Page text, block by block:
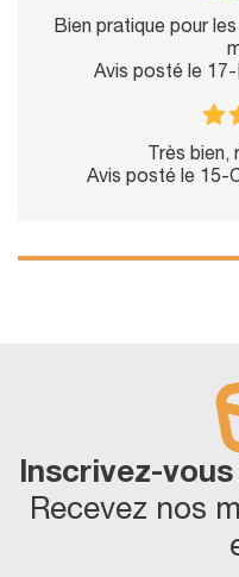
Bien pratique pour
Avis posté le
Très bien,
Avis posté le 15-
Inscrivez-
Recevez nos